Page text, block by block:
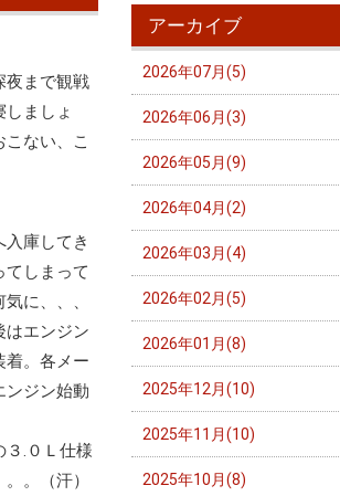
夜まで観戦
ましょ
ない、こ
庫してき
しまって
に、、、
はエンジン
着。各メー
ンジン始動
.０Ｌ仕様
。（汗）
アーカイブ
2026年07月(5)
2026年06月(3)
2026年05月(9)
2026年04月(2)
2026年03月(4)
2026年02月(5)
2026年01月(8)
2025年12月(10)
2025年11月(10)
2025年10月(8)